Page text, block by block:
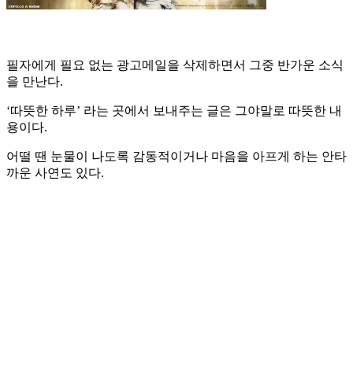
필자에게 필요 없는 광고메일을 삭제하면서 그중 반가운 소식
을 만난다.
‘따뜻한 하루’ 라는 곳에서 보내주는 글은 그야말로 따뜻한 내
용이다.
어떨 땐 눈물이 나도록 감동적이거나 마음을 아프게 하는 안타
까운 사연도 있다.